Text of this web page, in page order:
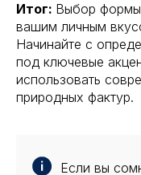
Итог: Выбор
вашим личным
Начинайте с
под ключевые
использовать
природных фактур.
Если вы